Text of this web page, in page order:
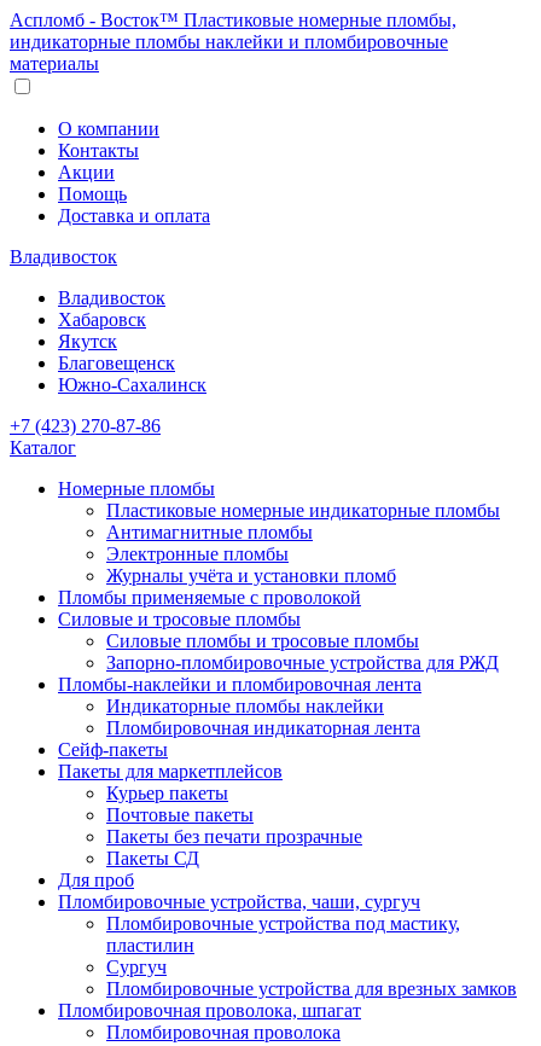
Аспломб - Восток™ Пластиковые номерные пломбы,
индикаторные пломбы наклейки и пломбировочные
материалы
О компании
Контакты
Акции
Помощь
Доставка и оплата
Владивосток
Владивосток
Хабаровск
Якутск
Благовещенск
Южно-Сахалинск
+7 (423) 270-87-86
Каталог
Номерные пломбы
Пластиковые номерные индикаторные пломбы
Антимагнитные пломбы
Электронные пломбы
Журналы учёта и установки пломб
Пломбы применяемые с проволокой
Силовые и тросовые пломбы
Силовые пломбы и тросовые пломбы
Запорно-пломбировочные устройства для РЖД
Пломбы-наклейки и пломбировочная лента
Индикаторные пломбы наклейки
Пломбировочная индикаторная лента
Сейф-пакеты
Пакеты для маркетплейсов
Курьер пакеты
Почтовые пакеты
Пакеты без печати прозрачные
Пакеты СД
Для проб
Пломбировочные устройства, чаши, сургуч
Пломбировочные устройства под мастику,
пластилин
Сургуч
Пломбировочные устройства для врезных замков
Пломбировочная проволока, шпагат
Пломбировочная проволока